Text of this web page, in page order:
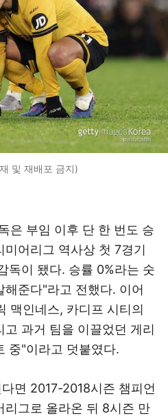
및 재배포 금지)
은 부임 이후 단 한 번도 승
어리그 역사상 첫 7경기
독이 됐다. 승률 0%라는 숫
준다"라고 전했다. 이어
맥인네스, 카디프 시티의
고 과거 팀을 이끌었던 게리
중"이라고 덧붙였다.
면 2017-2018시즌 챔피언
리그로 올라온 뒤 8시즌 만